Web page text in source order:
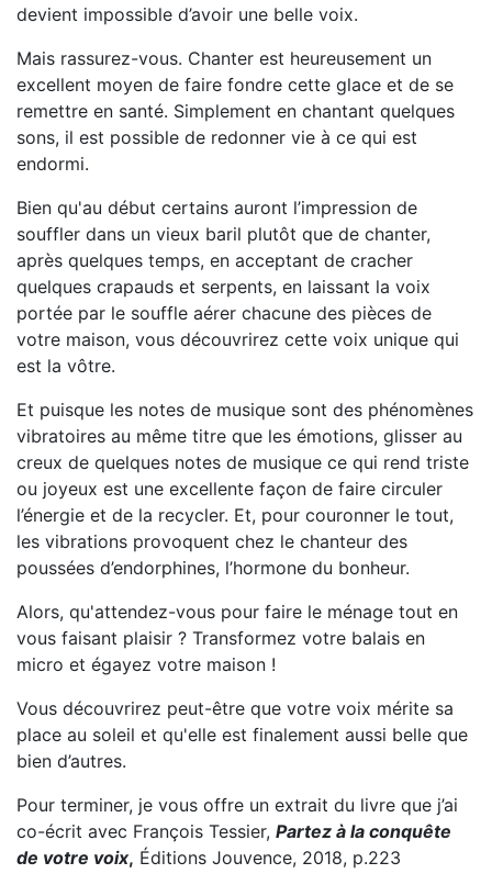
devient impossible d’avoir une belle voix.
Mais rassurez-vous. Chanter est heureusement un
excellent moyen de faire fondre cette glace et de se
remettre en santé. Simplement en chantant quelques
sons, il est possible de redonner vie à ce qui est
endormi.
Bien qu'au début certains auront l’impression de
souffler dans un vieux baril plutôt que de chanter,
après quelques temps, en acceptant de cracher
quelques crapauds et serpents, en laissant la voix
portée par le souffle aérer chacune des pièces de
votre maison, vous découvrirez cette voix unique qui
est la vôtre.
Et puisque les notes de musique sont des phénomènes
vibratoires au même titre que les émotions, glisser au
creux de quelques notes de musique ce qui rend triste
ou joyeux est une excellente façon de faire circuler
l’énergie et de la recycler. Et, pour couronner le tout,
les vibrations provoquent chez le chanteur des
poussées d’endorphines, l’hormone du bonheur.
Alors, qu'attendez-vous pour faire le ménage tout en
vous faisant plaisir ? Transformez votre balais en
micro et égayez votre maison !
Vous découvrirez peut-être que votre voix mérite sa
place au soleil et qu'elle est finalement aussi belle que
bien d’autres.
Pour terminer, je vous offre un extrait du livre que j’ai
co-écrit avec François Tessier, Partez à la conquête
de votre voix, Éditions Jouvence, 2018, p.223